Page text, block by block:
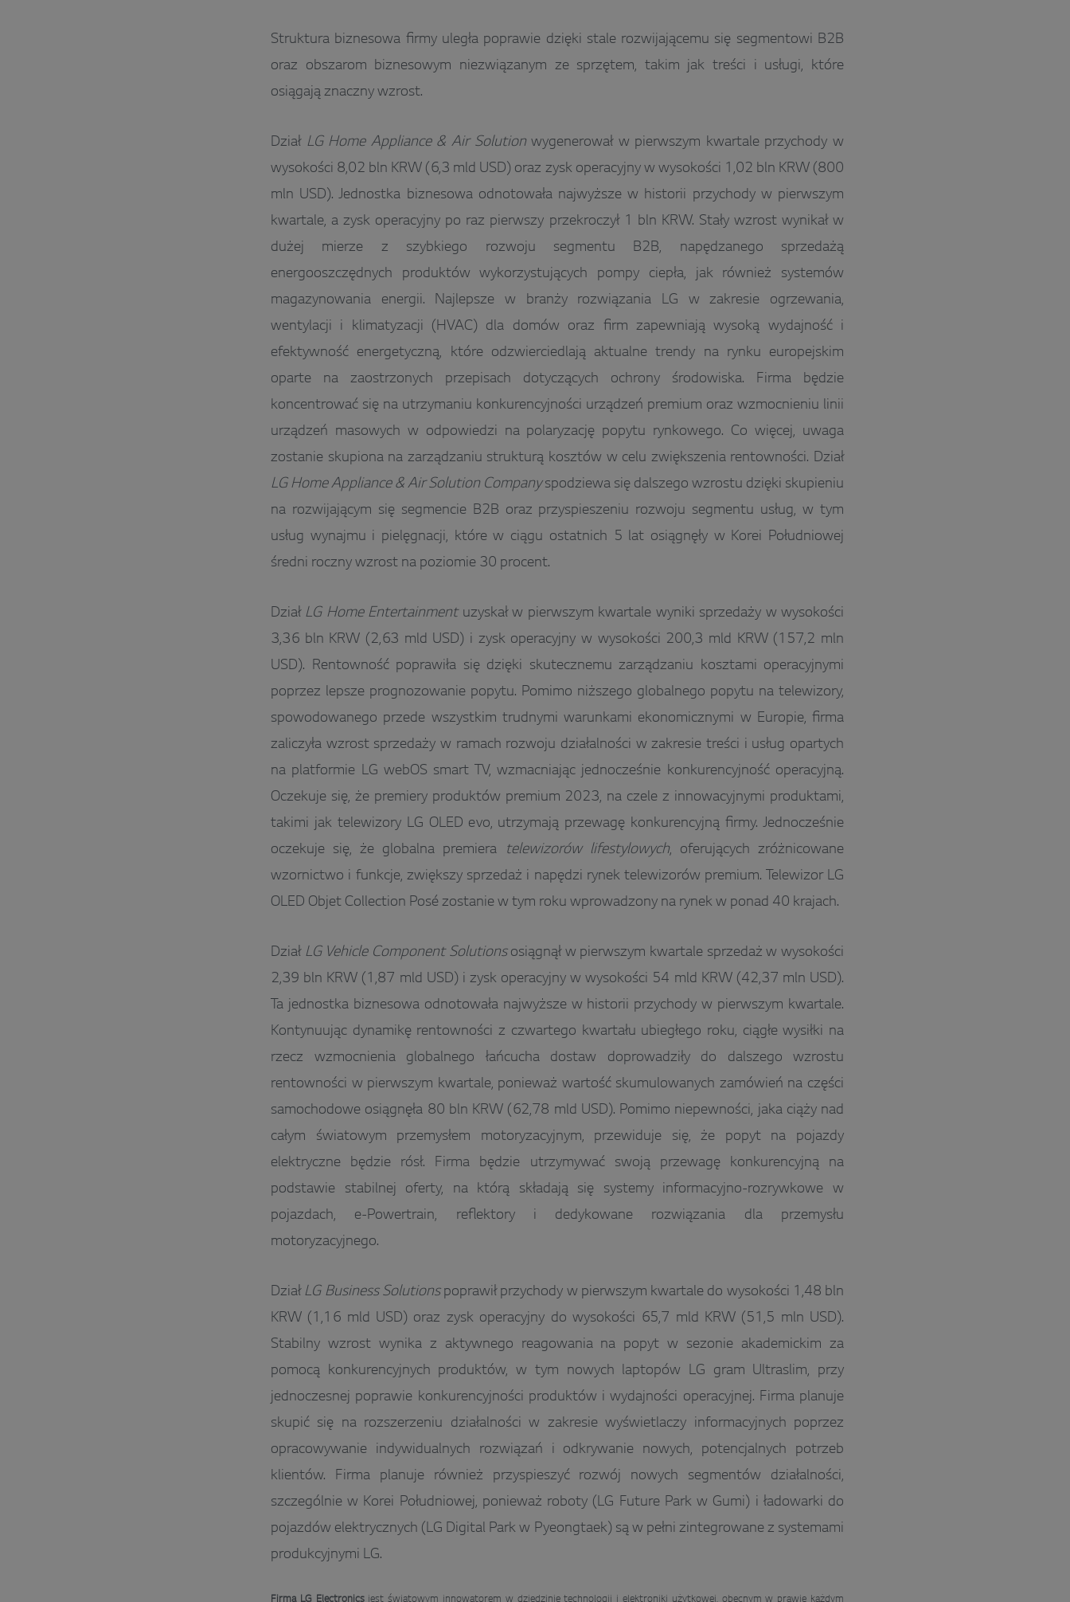
Struktura biznesowa firmy uległa poprawie dzięki stale rozwijającemu się segmentowi B2B
oraz obszarom biznesowym niezwiązanym ze sprzętem, takim jak treści i usługi, które
osiągają znaczny wzrost.
Dział LG Home Appliance & Air Solutionwygenerował w pierwszym kwartale przychody w
wysokości 8,02 bln KRW (6,3 mld USD) oraz zysk operacyjny w wysokości 1,02 bln KRW (800
mln USD). Jednostka biznesowa odnotowała najwyższe w historii przychody w pierwszym
kwartale, a zysk operacyjny po raz pierwszy przekroczył 1 bln KRW. Stały wzrost wynikał w
dużej mierze z szybkiego rozwoju segmentu B2B, napędzanego sprzedażą
energooszczędnych produktów wykorzystujących pompy ciepła, jak również systemów
magazynowania energii. Najlepsze w branży rozwiązania LG w zakresie ogrzewania,
wentylacji i klimatyzacji (HVAC) dla domów oraz firm zapewniają wysoką wydajność i
efektywność energetyczną, które odzwierciedlają aktualne trendy na rynku europejskim
oparte na zaostrzonych przepisach dotyczących ochrony środowiska. Firma będzie
koncentrować się na utrzymaniu konkurencyjności urządzeń premium oraz wzmocnieniu linii
urządzeń masowych w odpowiedzi na polaryzację popytu rynkowego. Co więcej, uwaga
zostanie skupiona na zarządzaniu strukturą kosztów w celu zwiększenia rentowności. Dział
LG Home Appliance & Air Solution Companyspodziewa się dalszego wzrostu dzięki skupieniu
na rozwijającym się segmencie B2B oraz przyspieszeniu rozwoju segmentu usług, w tym
usług wynajmu i pielęgnacji, które w ciągu ostatnich 5 lat osiągnęły w Korei Południowej
średni roczny wzrost na poziomie 30 procent.
Dział LG Home Entertainmentuzyskał w pierwszym kwartale wyniki sprzedaży w wysokości
3,36 bln KRW (2,63 mld USD) i zysk operacyjny w wysokości 200,3 mld KRW (157,2 mln
USD). Rentowność poprawiła się dzięki skutecznemu zarządzaniu kosztami operacyjnymi
poprzez lepsze prognozowanie popytu. Pomimo niższego globalnego popytu na telewizory,
spowodowanego przede wszystkim trudnymi warunkami ekonomicznymi w Europie, firma
zaliczyła wzrost sprzedaży w ramach rozwoju działalności w zakresie treści i usług opartych
na platformie LG webOS smart TV, wzmacniając jednocześnie konkurencyjność operacyjną.
Oczekuje się, że premiery produktów premium 2023, na czele z innowacyjnymi produktami,
takimi jak telewizory LG OLED evo, utrzymają przewagę konkurencyjną firmy. Jednocześnie
oczekuje się, że globalna premiera telewizorów lifestylowych, oferujących zróżnicowane
wzornictwo i funkcje, zwiększy sprzedaż i napędzi rynek telewizorów premium. Telewizor LG
OLED Objet Collection Posé zostanie w tym roku wprowadzony na rynek w ponad 40 krajach.
Dział LG Vehicle Component Solutionsosiągnął w pierwszym kwartale sprzedaż w wysokości
2,39 bln KRW (1,87 mld USD) i zysk operacyjny w wysokości 54 mld KRW (42,37 mln USD).
Ta jednostka biznesowa odnotowała najwyższe w historii przychody w pierwszym kwartale.
Kontynuując dynamikę rentowności z czwartego kwartału ubiegłego roku, ciągłe wysiłki na
rzecz wzmocnienia globalnego łańcucha dostaw doprowadziły do dalszego wzrostu
rentowności w pierwszym kwartale, ponieważ wartość skumulowanych zamówień na części
samochodowe osiągnęła 80 bln KRW (62,78 mld USD). Pomimo niepewności, jaka ciąży nad
całym światowym przemysłem motoryzacyjnym, przewiduje się, że popyt na pojazdy
elektryczne będzie rósł. Firma będzie utrzymywać swoją przewagę konkurencyjną na
podstawie stabilnej oferty, na którą składają się systemy informacyjno-rozrywkowe w
pojazdach, e-Powertrain, reflektory i dedykowane rozwiązania dla przemysłu
motoryzacyjnego.
Dział LG Business Solutionspoprawił przychody w pierwszym kwartale do wysokości 1,48 bln
KRW (1,16 mld USD) oraz zysk operacyjny do wysokości 65,7 mld KRW (51,5 mln USD).
Stabilny wzrost wynika z aktywnego reagowania na popyt w sezonie akademickim za
pomocą konkurencyjnych produktów, w tym nowych laptopów LG gram Ultraslim, przy
jednoczesnej poprawie konkurencyjności produktów i wydajności operacyjnej. Firma planuje
skupić się na rozszerzeniu działalności w zakresie wyświetlaczy informacyjnych poprzez
opracowywanie indywidualnych rozwiązań i odkrywanie nowych, potencjalnych potrzeb
klientów. Firma planuje również przyspieszyć rozwój nowych segmentów działalności,
szczególnie w Korei Południowej, ponieważ roboty (LG Future Park w Gumi) i ładowarki do
pojazdów elektrycznych (LG Digital Park w Pyeongtaek) są w pełni zintegrowane z systemami
produkcyjnymi LG.